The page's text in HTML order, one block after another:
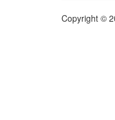
Copyright ©